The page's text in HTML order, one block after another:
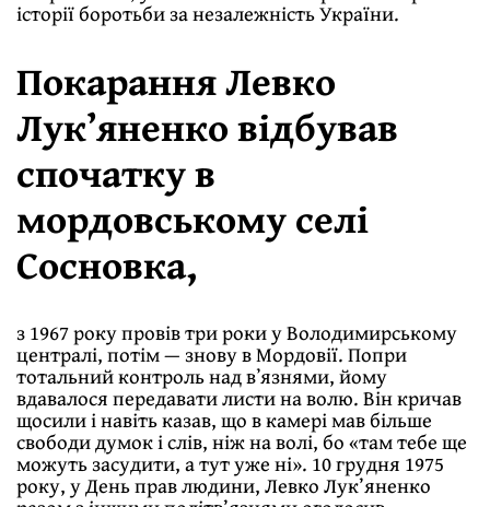
історії боротьби за незалежність України.
Покарання Левко
Лукʼяненко відбував
спочатку в
мордовському селі
Сосновка,
з 1967 року провів три роки у Володимирському
централі, потім — знову в Мордовії. Попри
тотальний контроль над вʼязнями, йому
вдавалося передавати листи на волю. Він кричав
щосили і навіть казав, що в камері мав більше
свободи думок і слів, ніж на волі, бо «там тебе ще
можуть засудити, а тут уже ні». 10 грудня 1975
року, у День прав людини, Левко Лук’яненко